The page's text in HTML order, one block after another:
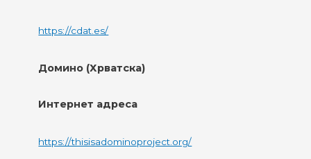
https://cdat.es/
Домино (Хрватска)
Интернет адреса
https://thisisadominoproject.org/